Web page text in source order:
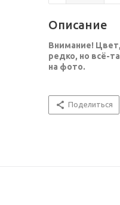
Описание
Внимание!
редко, но всё-
на фото.
Поделиться